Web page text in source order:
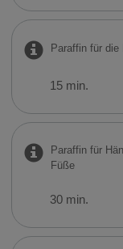
Paraffin für die
15 min.
Paraffin für
Füße
30 min.